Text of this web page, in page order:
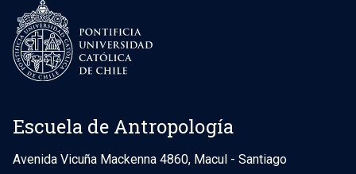
Escuela de Antropología
Avenida Vicuña Mackenna 4860, Macul - Santiago